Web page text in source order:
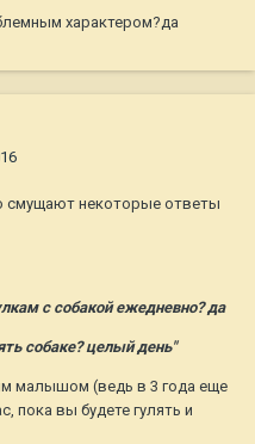
характером?да
смущают некоторые ответы
с собакой ежедневно? да
собаке? целый день"
малышом (ведь в 3 года еще
пока вы будете гулять и